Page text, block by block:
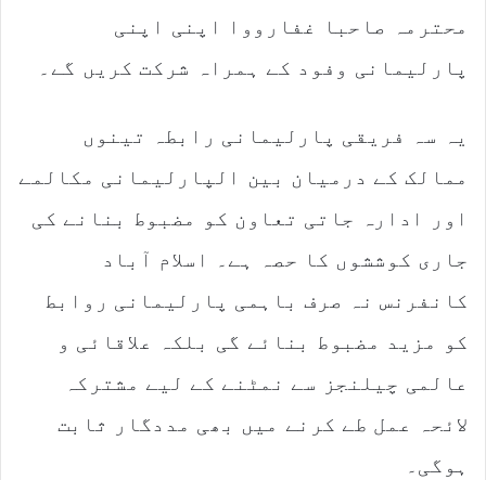
محترمہ صاحبا غفارووا اپنی اپنی
پارلیمانی وفود کے ہمراہ شرکت کریں گے۔
یہ سہ فریقی پارلیمانی رابطہ تینوں
ممالک کے درمیان بین الپارلیمانی مکالمے
اور ادارہ جاتی تعاون کو مضبوط بنانے کی
جاری کوششوں کا حصہ ہے۔ اسلام آباد
کانفرنس نہ صرف باہمی پارلیمانی روابط
کو مزید مضبوط بنائے گی بلکہ علاقائی و
عالمی چیلنجز سے نمٹنے کے لیے مشترکہ
لائحہ عمل طے کرنے میں بھی مددگار ثابت
ہوگی۔